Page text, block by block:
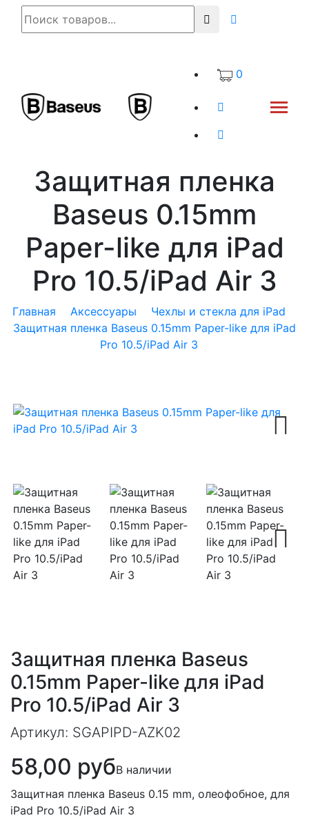
0
Защитная пленка
Baseus 0.15mm
Paper-like для iPad
Pro 10.5/iPad Air 3
Главная Аксессуары
Чехлы и стекла для iPad
Защитная пленка Baseus 0.15mm Paper-like для iPad
Pro 10.5/iPad Air 3
Защитная пленка Baseus
0.15mm Paper-like для iPad
Pro 10.5/iPad Air 3
Артикул: SGAPIPD-AZK02
58,00 рубВ наличии
Защитная пленка Baseus 0.15 mm, олеофобное, для
iPad Pro 10.5/iPad Air 3